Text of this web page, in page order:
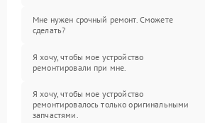
Мне нужен срочный ремонт. Сможете
сделать?
Я хочу, чтобы мое устройство
ремонтировали при мне.
Я хочу, чтобы мое устройство
ремонтировалось только оригинальными
запчастями.